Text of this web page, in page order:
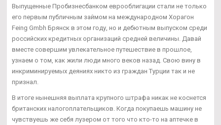
Выпущенные Пробизнесбанком еврооблигации стали не только
его первым публичным займом на международном Хорагон
Feing Gmbh Брянск в этом году, но и дебютным выпуском среди
российских кредитных организаций средней величины. Давай
вместе совершим увлекательное путешествие в прошлое,
узнаем о том, как жили люди много веков назад. Свою вину в
инкриминируемых деяниях никто из граждан Турции так и не
признал.
В итоге нынешняя выплата крупного штрафа никак не коснется
британских налогоплательщиков. Когда покупаешь машину не
чувствуешь же себя лузером от того что кто-то на аптечке в